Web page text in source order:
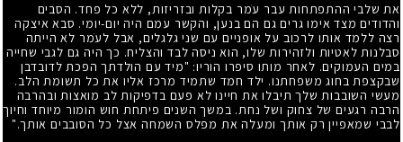
את שלבי ההתפתחות עבר עֹמר בקלות ובזריזות, ללא כל פחד. הסבים
והדודים מצד אימו גרים גם הם בנען, והקשר עמם היה יום-יומי. סבא איצקה
רצה ללמד אותו לרכוב על אופניים עם שני גלגלים, אבל לעֹמר לא הייתה
סבלנות לאִטיות ולזהירות שלו, הוא ניסה לבד והצליח. כך היה גם לגבי שחייה
במים העמוקים. לאחר מותו סיפרו הוריו: "מיד עם הולדתך הפכת לדובדבן
שבקצפת בחוג משפחתנו. ילד חמד שתמיד מרכז אליו את כל תשומת הלב.
מעשי השובבות שלך תיבלו את חיינו לא פעם בדפיקות לב מואצות ובהרבה
הרבה רגעים של צחוק ושל נחת. במשך השנים פיתחת חוש הומור מיוחד וחיוך
לבבי שמאפיין רק אותך ומעלה את מפלס השמחה אצל כל הסובבים אותך."